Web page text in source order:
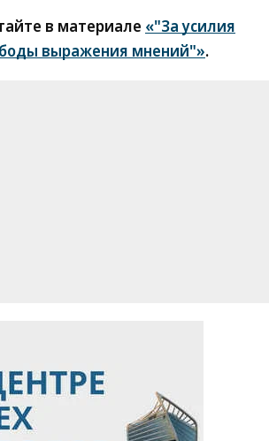
в материале «"За усилия
выражения мнений"».